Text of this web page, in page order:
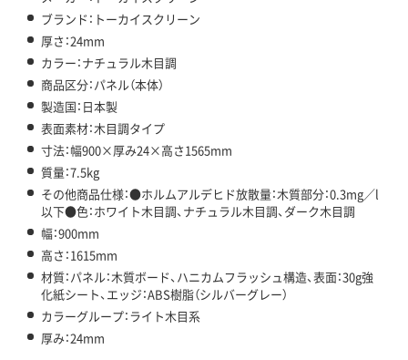
ブランド：トーカイスクリーン
厚さ：24mm
カラー：ナチュラル木目調
商品区分：パネル（本体）
製造国：日本製
表面素材：木目調タイプ
寸法：幅900×厚み24×高さ1565mm
質量：7.5kg
その他商品仕様：●ホルムアルデヒド放散量：木質部分：0.3mg／l
以下●色：ホワイト木目調、ナチュラル木目調、ダーク木目調
幅：900mm
高さ：1615mm
材質：パネル：木質ボード、ハニカムフラッシュ構造、表面：30g強
化紙シート、エッジ：ABS樹脂（シルバーグレー）
カラーグループ：ライト木目系
厚み：24mm